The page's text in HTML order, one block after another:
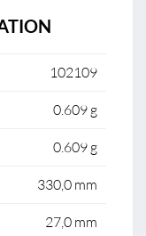
102109
0.609 g
0.609 g
330,0 mm
27,0 mm